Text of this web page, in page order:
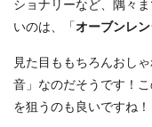
ショナリーなど、隅々
いのは、「オーブンレ
見た目ももちろんおし
音」なのだそうです！
を狙うのも良いですね！